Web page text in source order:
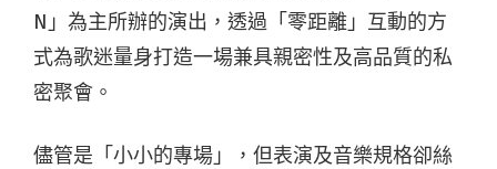
N」為主所辦的演出，透過「零距離」互動的方
式為歌迷量身打造一場兼具親密性及高品質的私
密聚會。
儘管是「小小的專場」，但表演及音樂規格卻絲